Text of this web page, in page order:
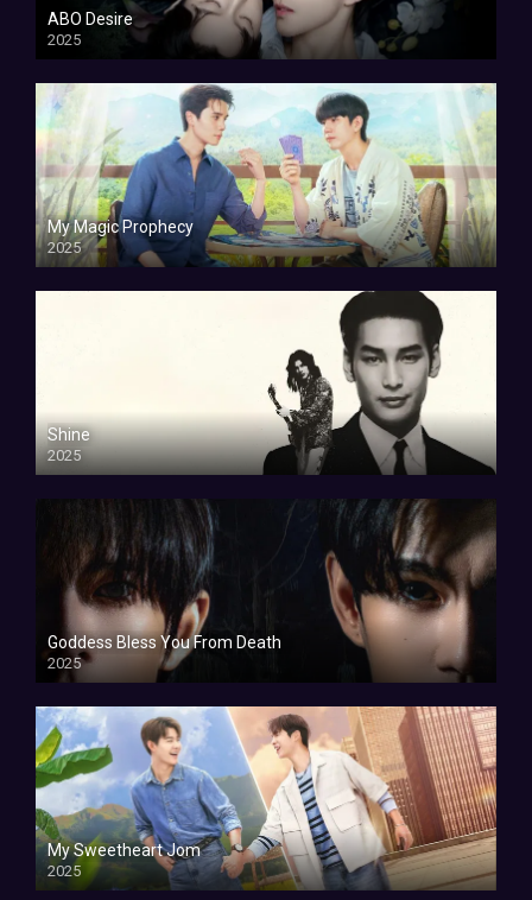
ABO Desire
2025
My Magic Prophecy
2025
Shine
2025
Goddess Bless You From Death
2025
My Sweetheart Jom
2025